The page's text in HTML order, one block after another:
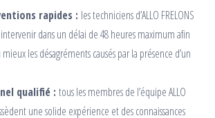
rapides : les techniciens d’ALLO FRELONS
intervenir dans un délai de 48 heures maximum afin
les désagréments causés par la présence d’un
qualifié : tous les membres de l’équipe ALLO
une solide expérience et des connaissances